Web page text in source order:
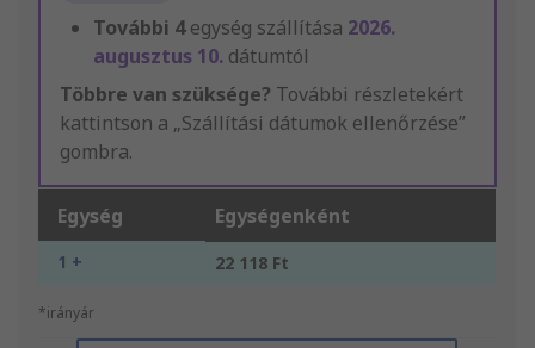
További 4egység szállítása 2026.
augusztus 10. dátumtól
Többre van szüksége? További részletekért
kattintson a „Szállítási dátumok ellenőrzése”
gombra.
Egység Egységenként
1 + 22 118 Ft
*irányár